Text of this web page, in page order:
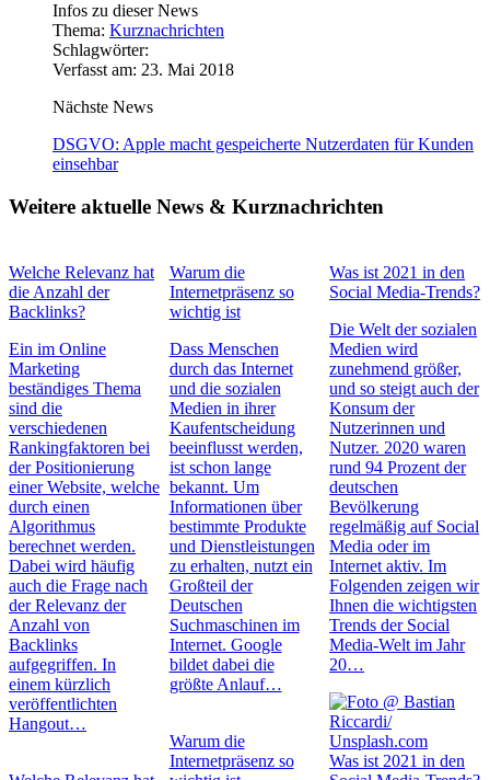
Infos zu dieser News
Thema: Kurznachrichten
Schlagwörter:
Verfasst am: 23. Mai 2018
Nächste News
DSGVO: Apple macht gespeicherte Nutzerdaten für Kunden
einsehbar
Weitere aktuelle News & Kurznachrichten
Welche Relevanz hat
die Anzahl der
Backlinks?
Ein im Online
Marketing
beständiges Thema
sind die
verschiedenen
Rankingfaktoren bei
der Positionierung
einer Website, welche
durch einen
Algorithmus
berechnet werden.
Dabei wird häufig
auch die Frage nach
der Relevanz der
Anzahl von
Backlinks
aufgegriffen. In
einem kürzlich
veröffentlichten
Hangout…
Warum die
Internetpräsenz so
wichtig ist
Dass Menschen
durch das Internet
und die sozialen
Medien in ihrer
Kaufentscheidung
beeinflusst werden,
ist schon lange
bekannt. Um
Informationen über
bestimmte Produkte
und Dienstleistungen
zu erhalten, nutzt ein
Großteil der
Deutschen
Suchmaschinen im
Internet. Google
bildet dabei die
größte Anlauf…
Warum die
Internetpräsenz so
Was ist 2021 in den
Social Media-Trends?
Die Welt der sozialen
Medien wird
zunehmend größer,
und so steigt auch der
Konsum der
Nutzerinnen und
Nutzer. 2020 waren
rund 94 Prozent der
deutschen
Bevölkerung
regelmäßig auf Social
Media oder im
Internet aktiv. Im
Folgenden zeigen wir
Ihnen die wichtigsten
Trends der Social
Media-Welt im Jahr
20…
Was ist 2021 in den